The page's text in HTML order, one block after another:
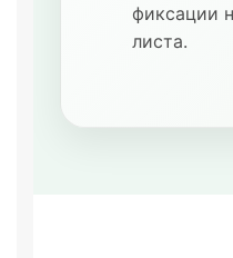
фиксации
листа.